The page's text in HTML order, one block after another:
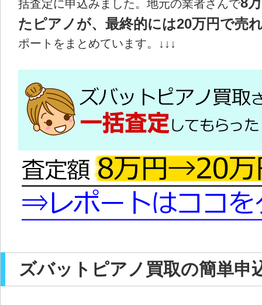
括査定に申込みました。地元の業者さんで
たピアノが、最終的には20万円で売
ポートをまとめています。↓↓↓
ズバットピアノ買取の簡単申